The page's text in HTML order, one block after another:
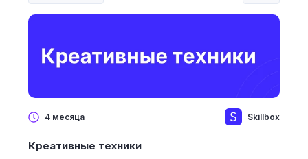
4 месяца Skillbox
Креативные техники